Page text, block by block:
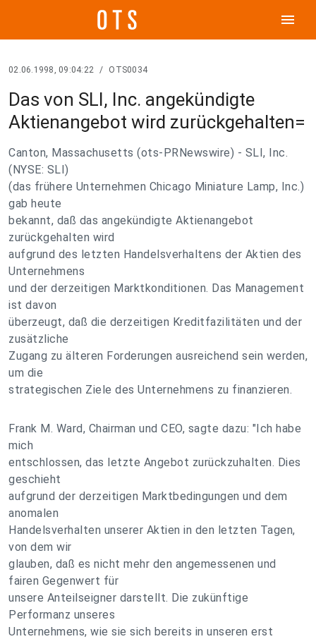
menu
02.06.1998, 09:04:22 / OTS0034
Das von SLI, Inc. angekündigte
Aktienangebot wird zurückgehalten=
Canton, Massachusetts (ots-PRNewswire) - SLI, Inc.
(NYSE: SLI)
(das frühere Unternehmen Chicago Miniature Lamp, Inc.)
gab heute
bekannt, daß das angekündigte Aktienangebot
zurückgehalten wird
aufgrund des letzten Handelsverhaltens der Aktien des
Unternehmens
und der derzeitigen Marktkonditionen. Das Management
ist davon
überzeugt, daß die derzeitigen Kreditfazilitäten und der
zusätzliche
Zugang zu älteren Forderungen ausreichend sein werden,
um die
strategischen Ziele des Unternehmens zu finanzieren.
Frank M. Ward, Chairman und CEO, sagte dazu: "Ich habe
mich
entschlossen, das letzte Angebot zurückzuhalten. Dies
geschieht
aufgrund der derzeitigen Marktbedingungen und dem
anomalen
Handelsverhalten unserer Aktien in den letzten Tagen,
von dem wir
glauben, daß es nicht mehr den angemessenen und
fairen Gegenwert für
unsere Anteilseigner darstellt. Die zukünftige
Performanz unseres
Unternehmens, wie sie sich bereits in unseren erst